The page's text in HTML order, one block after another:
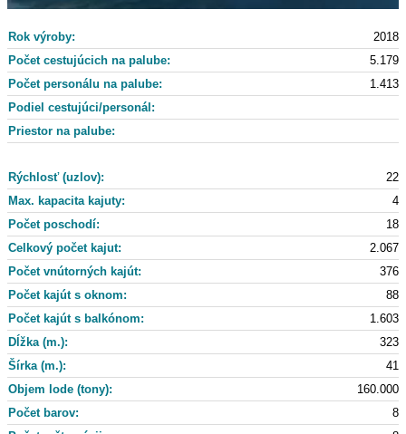
Rok výroby:
2018
Počet cestujúcich na palube:
5.179
Počet personálu na palube:
1.413
Podiel cestujúci/personál:
Priestor na palube:
22
Rýchlosť (uzlov):
4
Max. kapacita kajuty:
Počet poschodí:
18
Celkový počet kajut:
2.067
Počet vnútorných kajút:
376
Počet kajút s oknom:
88
Počet kajút s balkónom:
1.603
Dĺžka (m.):
323
Šírka (m.):
41
Objem lode (tony):
160.000
Počet barov:
8